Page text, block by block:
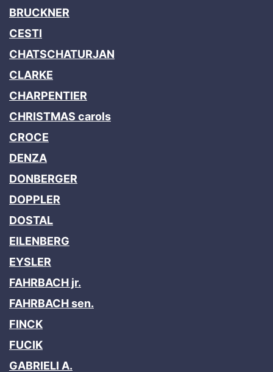
BRUCKNER
CESTI
CHATSCHATURJAN
CLARKE
CHARPENTIER
CHRISTMAS carols
CROCE
DENZA
DONBERGER
DOPPLER
DOSTAL
EILENBERG
EYSLER
FAHRBACH jr.
FAHRBACH sen.
FINCK
FUCIK
GABRIELI A.